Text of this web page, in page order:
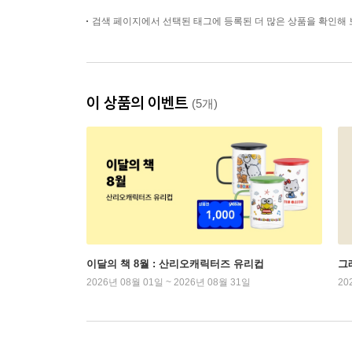
검색 페이지에서 선택된 태그에 등록된 더 많은 상품을 확인해
이 상품의 이벤트 (5개)
이달의 책 8월 : 산리오캐릭터즈 유리컵
2026년 08월 01일 ~ 2026년 08월 31일
그